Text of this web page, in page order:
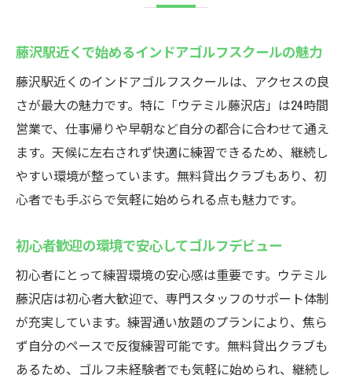
藤沢駅近くで始めるインドアゴルフスクールの魅力
藤沢駅近くのインドアゴルフスクールは、アクセスの良
さが最大の魅力です。特に「ウテミル藤沢店」は24時間
営業で、仕事帰りや早朝など自分の都合に合わせて通え
ます。天候に左右されず快適に練習できるため、継続し
やすい環境が整っています。無料貸出クラブもあり、初
心者でも手ぶらで気軽に始められる点も魅力です。
初心者歓迎の環境で安心してゴルフデビュー
初心者にとって練習環境の安心感は重要です。ウテミル
藤沢店は初心者大歓迎で、専門スタッフのサポート体制
が充実しています。練習通い放題のプランにより、焦ら
ず自分のペースで反復練習可能です。無料貸出クラブも
あるため、ゴルフ未経験者でも気軽に始められ、継続し